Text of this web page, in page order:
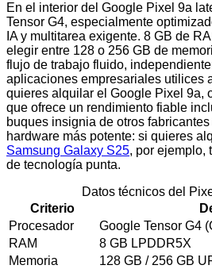
En el interior del Google Pixel 9a
Tensor G4, especialmente
IA y multitarea exigente. 8 GB de
elegir entre 128 o 256 GB de
flujo de trabajo fluido,
aplicaciones empresariales utilices
quieres alquilar el Google Pixel 9a,
que ofrece un rendimiento fiable
buques insignia de otros
hardware más potente: si quieres
Samsung Galaxy S25, por ejemplo,
de tecnología punta.
Datos técnicos del
Criterio
Procesador
Google Tensor G4
RAM
8 GB LPDDR5X
Memoria
128 GB / 256 GB